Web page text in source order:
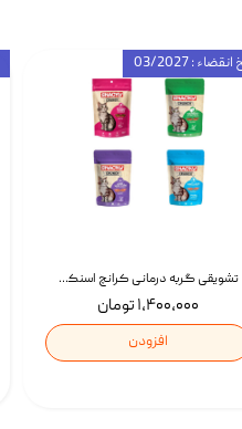
تشویقی گربه درمانی کرانچ اسنکی با طعم میکس Snacky Crunch Cat Treats وزن 60 گرم بسته 4 عددی
۱,۴۰۰,۰۰۰ تومان
افزودن
: 03/2027